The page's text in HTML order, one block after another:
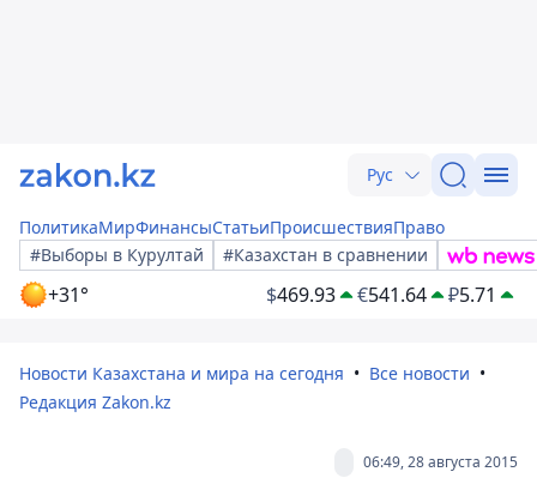
Рус
ПолитикаМирФинансыСтатьиПроисшествияПраво
#Выборы в Курултай
#Казахстан в сравнении
+31° $469.93 €541.64 ₽5.71
Новости Казахстана и мира на сегодня
Все новости
Редакция Zakon.kz
06:49, 28 августа 2015